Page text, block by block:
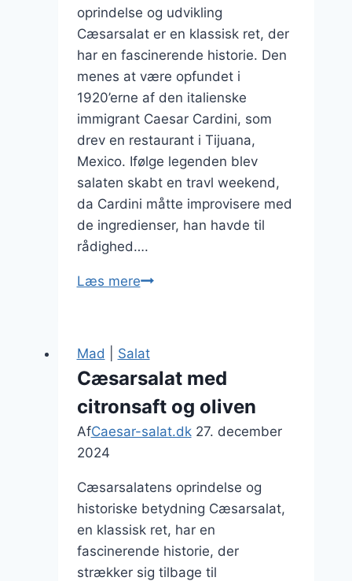
oprindelse og udvikling
Cæsarsalat er en klassisk ret, der
har en fascinerende historie. Den
menes at være opfundet i
1920’erne af den italienske
immigrant Caesar Cardini, som
drev en restaurant i Tijuana,
Mexico. Ifølge legenden blev
salaten skabt en travl weekend,
da Cardini måtte improvisere med
de ingredienser, han havde til
rådighed….
Læs mereCæsarsalat
hvidløgsmayo
Mad Salat
Cæsarsalat med
citronsaft og oliven
AfCaesar-salat.dk 27. december
2024
Cæsarsalatens oprindelse og
historiske betydning Cæsarsalat,
en klassisk ret, har en
fascinerende historie, der
strækker sig tilbage til